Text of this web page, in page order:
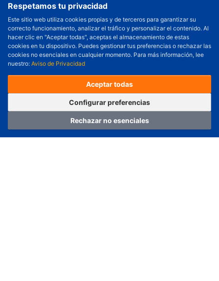
Respetamos tu privacidad
Este sitio web utiliza cookies propias y de terceros para garantizar su
correcto funcionamiento, analizar el tráfico y personalizar el contenido. Al
hacer clic en "Aceptar todas", aceptas el almacenamiento de estas
cookies en tu dispositivo. Puedes gestionar tus preferencias o rechazar las
cookies no esenciales en cualquier momento. Para más información, lee
nuestro: Aviso de Privacidad
Aceptar todas
Configurar preferencias
Rechazar no esenciales
Cantidad a Ordenar - +
Revisar precio y fecha de envío
Precio unitario (USD) :---
(con IVA (USD)) :--- (con IVA (USD)) :---
---
Pedir ahora
Agregar al carrito